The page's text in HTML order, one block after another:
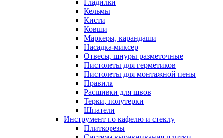
Гладилки
Кельмы
Кисти
Ковши
Маркеры, карандаши
Насадка-миксер
Отвесы, шнуры разметочные
Пистолеты для герметиков
Пистолеты для монтажной пены
Правила
Расшивки для швов
Терки, полутерки
Шпатели
Инструмент по кафелю и стеклу
Плиткорезы